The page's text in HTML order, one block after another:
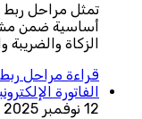
تمثل مراحل ربط
أساسية ضمن
الزكاة
قراءة مراحل ربط
الفاتورة
12 نوفمبر 2025